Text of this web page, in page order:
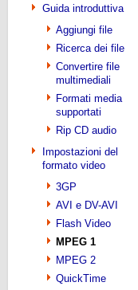
Guida introduttiva
Aggiungi file
Ricerca dei file
Convertire file
multimediali
Formati media
supportati
Rip CD audio
Impostazioni del
formato video
3GP
AVI e DV-AVI
Flash Video
MPEG 1
MPEG 2
QuickTime